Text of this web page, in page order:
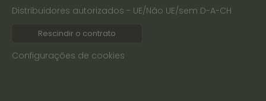
Distribuidores autorizados - UE/Não UE/sem D-A-CH
Rescindir o contrato
Configurações de cookies